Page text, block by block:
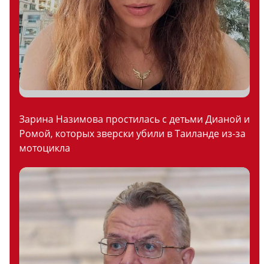
Зарина Назимова простилась с детьми Дианой и
Ромой, которых зверски убили в Таиланде из-за
мотоцикла